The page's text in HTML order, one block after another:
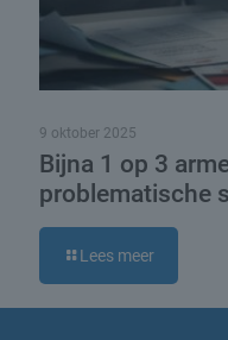
9 oktober 2025
Bijna 1 op 3
problematische
Lees meer